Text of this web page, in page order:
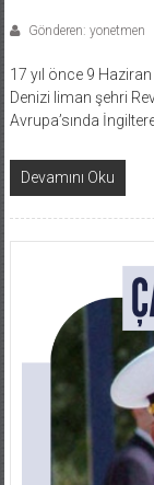
Gönderen: yonetmen
17 yıl önce 9
Denizi liman şehri
Avrupa’sında
Devamını Oku